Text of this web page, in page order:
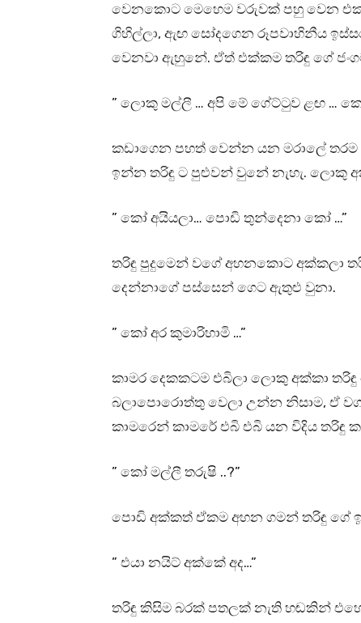
වෙනකොට මෙහෙම වරුවක් පහු වෙන
ගිහිල්ලා, ඇඟ සෝදගෙන රූපවාහිනීය
වෙනවා ඇහුනේ. ඒත් එක්කම තරිඳු ගේ
” ලොකු මල්ලී … අපි මේ ගේට්ටුව ළඟ … කෝ
කඩාගෙන පහත් වෙන්න යන මරාලේ
ඉන්න තරිඳු ට පුළුවන් වුනේ නැහැ. ලොකු
” කෝ අයියලා… පොඩි තුන්දෙනා කෝ …”
තරිඳු පුදුමෙන් වගේ අහනකොට අක්කලා
දෙන්නාගේ පස්සෙන් ගෙට ඇතුළු වුනා.
” කෝ අර කුමාරිහාමි …”
කාමර දෙකකටම එබිලා ලොකු අක්කා
බලාපොරොත්තු වෙලා උන්න නිසාම, ඒ
කාමරෙන් කාමරේ එබි එබි යන විදිය තරිඳු
” කෝ මල්ලී තරුෂි ..?”
පොඩි අක්කත් ඒකම අහන ගමන් තරිඳු ගේ
” එයා නයිට් අක්කේ අද…”
තරිඳු කිසිම බරක් පතලක් නැති හඬකින්